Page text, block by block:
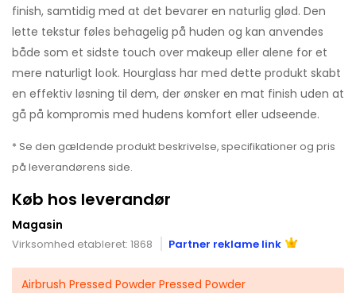
finish, samtidig med at det bevarer en naturlig glød. Den
lette tekstur føles behagelig på huden og kan anvendes
både som et sidste touch over makeup eller alene for et
mere naturligt look. Hourglass har med dette produkt skabt
en effektiv løsning til dem, der ønsker en mat finish uden at
gå på kompromis med hudens komfort eller udseende.
* Se den gældende produkt beskrivelse, specifikationer og pris
på leverandørens side.
Køb hos leverandør
Magasin
Virksomhed etableret: 1868 Partner reklame link
Airbrush Pressed Powder Pressed Powder